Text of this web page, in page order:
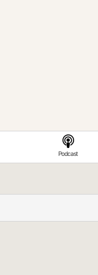
Podcast